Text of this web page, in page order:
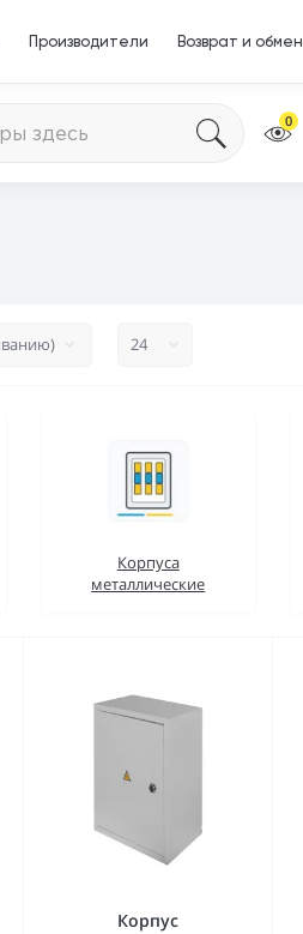
Производители Возврат и обмен
0
Корпуса
металлические
Корпус